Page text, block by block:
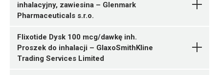
D07AC17
Ulotka
D07AC17
05906414003062 ¦ Rp ¦ 124802
05906414003079 ¦ Rp ¦ 124803
10 amp. 2 ml
inhalacyjny, zawiesina – Glenmark
Pharmaceuticals s.r.o.
Flixotide Dysk 100 mcg/dawkę inh.
Proszek do inhalacji – GlaxoSmithKline
Trading Services Limited